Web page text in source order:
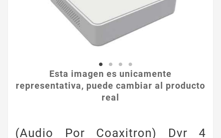
Esta imagen es unicamente
representativa, puede cambiar al producto
real
(audio Por Coaxitron) Dvr 4